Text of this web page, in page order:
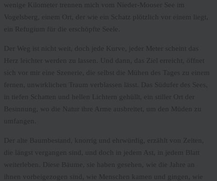
wenige Kilometer trennen mich vom Nieder-Mooser See im
Vogelsberg, einem Ort, der wie ein Schatz plötzlich vor einem liegt,
ein Refugium für die erschöpfte Seele.
Der Weg ist nicht weit, doch jede Kurve, jeder Meter scheint das
Herz leichter werden zu lassen. Und dann, das Ziel erreicht, öffnet
sich vor mir eine Szenerie, die selbst die Mühen des Tages zu einem
fernen, unwirklichen Traum verblassen lässt. Das Südufer des Sees,
in tiefen Schatten und hellen Lichtern gehüllt, ein stiller Ort der
Besinnung, wo die Natur ihre Arme ausbreitet, um den Müden zu
umfangen.
Der alte Baumbestand, knorrig und ehrwürdig, erzählt von Zeiten,
die längst vergangen sind, und doch in jedem Ast, in jedem Blatt
weiterleben. Diese Bäume, sie haben gesehen, wie die Jahre an
ihnen vorbeigezogen sind, wie Menschen kamen und gingen, wie